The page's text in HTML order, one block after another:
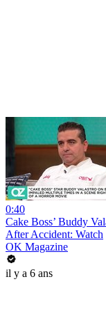
0:40
Cake Boss’ Buddy
After Accident: Watch
OK Magazine
il y a 6 ans